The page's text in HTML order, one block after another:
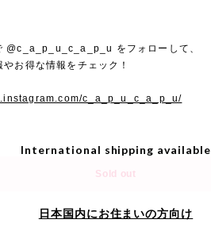
@c_a_p_u_c_a_p_u をフォローして、
お得な情報をチェック！
c_a_p_u_c_a_p_u/
International shipping available
Sold out
日本国内にお住まいの方向け